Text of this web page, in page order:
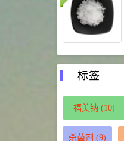
标签
福美钠 (10)
杀菌剂 (9)